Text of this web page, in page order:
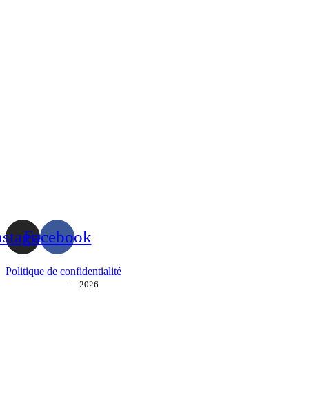
Facebook
Politique de confidentialité
— 2026